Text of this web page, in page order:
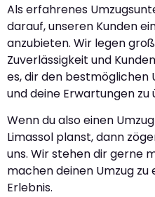
Als erfahrenes
darauf, unseren Kunden
anzubieten. Wir legen
Zuverlässigkeit und
es, dir den bestmöglichen
und deine Erwartungen
Wenn du also einen
Limassol planst, dann
uns. Wir stehen dir gerne
machen deinen Umzug
Erlebnis.